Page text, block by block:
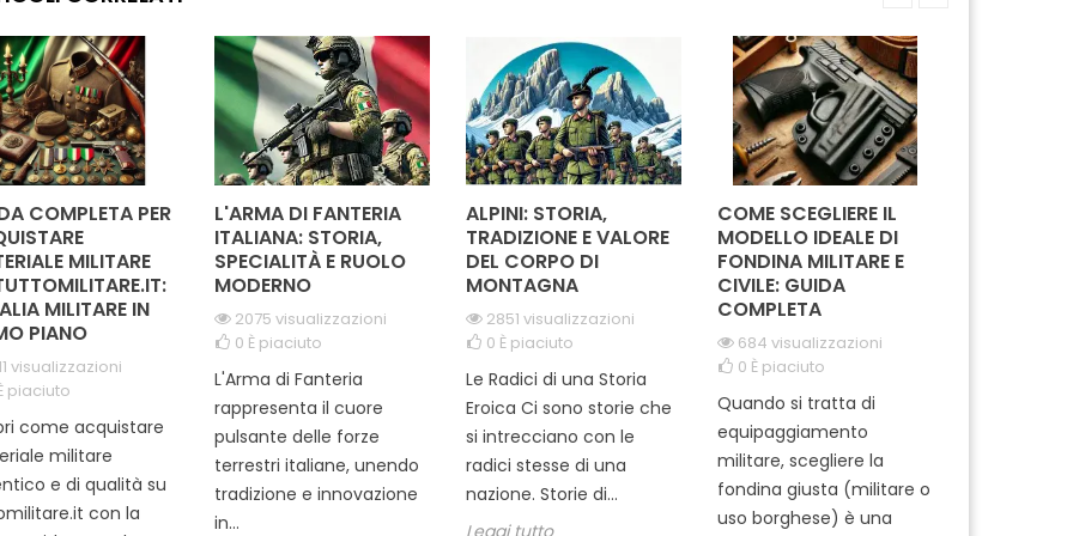
di tecnologia...
garantiscono una
vestibilità...
e...
ergonomica che assicura...
COMPLETA PER
MILITARE
MILITARE IN
PIANO
visualizzazioni
piaciuto
come acquistare
militare
e di qualità su
con la
L'ARMA DI FANTERIA
ITALIANA: STORIA,
SPECIALITÀ E RUOLO
MODERNO
2075 visualizzazioni
0 È piaciuto
L'Arma di Fanteria
rappresenta il cuore
pulsante delle forze
terrestri italiane, unendo
tradizione e innovazione
in...
ALPINI: STORIA,
TRADIZIONE E VALORE
DEL CORPO DI
MONTAGNA
2851 visualizzazioni
0 È piaciuto
Le Radici di una Storia
Eroica Ci sono storie che
si intrecciano con le
radici stesse di una
nazione. Storie di...
Leggi tutto
COME SCEGLIERE IL
MODELLO IDEALE DI
FONDINA MILITARE E
CIVILE: GUIDA
COMPLETA
684 visualizzazioni
0 È piaciuto
Quando si tratta di
equipaggiamento
militare, scegliere la
fondina giusta (militare o
uso borghese) è una